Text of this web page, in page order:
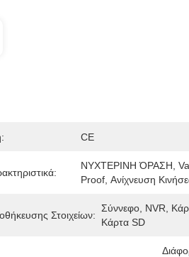
CE
ΝΥΧΤΕΡΙΝΗ ΌΡΑΣΗ,
Proof, Ανίχνευση
Στοιχείων:
Σύννεφο, NVR,
Κάρτα SD